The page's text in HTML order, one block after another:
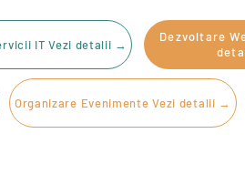
IT Vezi detalii →
Dezvoltare
Organizare Evenimente Vezi detalii →